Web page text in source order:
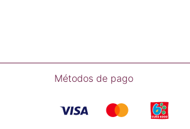
Métodos de pago